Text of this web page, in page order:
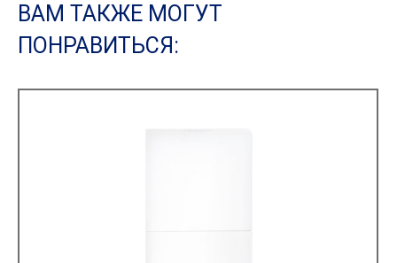
ВАМ ТАКЖЕ МОГУТ
ПОНРАВИТЬСЯ: